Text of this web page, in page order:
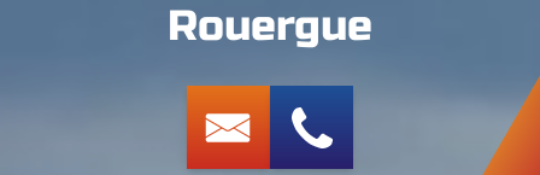
Rouergue